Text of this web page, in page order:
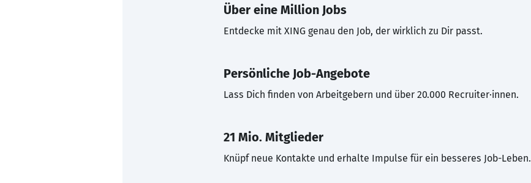
Über eine Million Jobs
Entdecke mit XING genau den Job, der wirklich zu Dir passt.
Persönliche Job-Angebote
Lass Dich finden von Arbeitgebern und über 20.000 Recruiter·innen.
21 Mio. Mitglieder
Knüpf neue Kontakte und erhalte Impulse für ein besseres Job-Leben.